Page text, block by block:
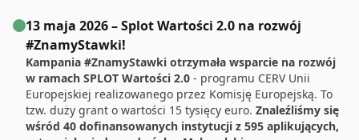
13 maja 2026 – Splot Wartości 2.0 na rozwój
#ZnamyStawki!
Kampania #ZnamyStawki otrzymała wsparcie na rozwój
w ramach SPLOT Wartości 2.0 - programu CERV Unii
Europejskiej realizowanego przez Komisję Europejską. To
tzw. duży grant o wartości 15 tysięcy euro. Znaleźliśmy się
wśród 40 dofinansowanych instytucji z 595 aplikujących,